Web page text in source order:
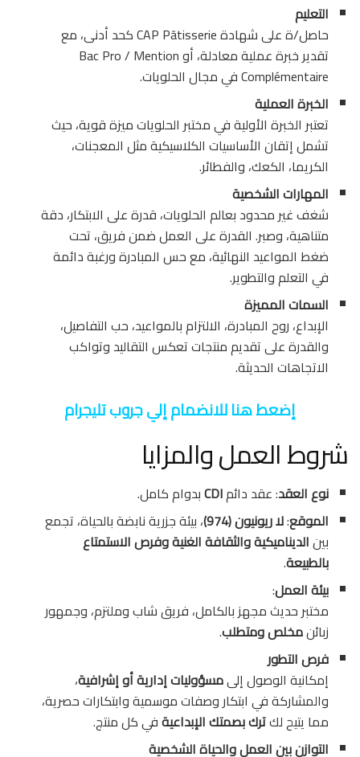
التعليم
حاصل/ة على شهادة CAP Pâtisserie كحد أدنى، مع
تقدير خبرة عملية معادلة، أو Bac Pro / Mention
Complémentaire في مجال الحلويات.
الخبرة العملية
تعتبر الخبرة الأولية في مختبر الحلويات ميزة قوية، حيث
تشمل إتقان الأساسيات الكلاسيكية مثل المعجنات،
الكريما، الكعك، والفطائر.
المهارات الشخصية
شغف غير محدود بعالم الحلويات، قدرة على الابتكار، دقة
متناهية، وصبر. القدرة على العمل ضمن فريق، تحت
ضغط المواعيد النهائية، مع حس المبادرة ورغبة دائمة
في التعلم والتطوير.
السمات المميزة
الإبداع، روح المبادرة، الالتزام بالمواعيد، حب التفاصيل،
والقدرة على تقديم منتجات تعكس التقاليد وتواكب
الاتجاهات الحديثة.
إضعط هنا للانضمام إلي جروب تليجرام
شروط العمل والمزايا
نوع العقد: عقد دائمCDIبدوام كامل.
الموقع:لا ريونيون (974)
، بيئة جزرية نابضة بالحياة، تجمع
بينالديناميكية والثقافة الغنية وفرص الاستمتاع
بالطبيعة.
بيئة العمل:
مختبر حديث مجهز بالكامل، فريق شاب وملتزم، وجمهور
زبائنمخلص ومتطلب.
فرص التطور
إمكانية الوصول إلىمسؤوليات إدارية أو إشرافية،
والمشاركة في ابتكار وصفات موسمية وابتكارات حصرية،
مما يتيح لكترك بصمتك الإبداعيةفي كل منتج.
التوازن بين العمل والحياة الشخصية